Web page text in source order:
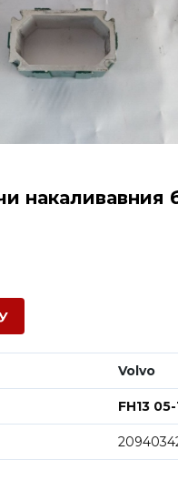
накаливавния
Volvo
FH13 05-